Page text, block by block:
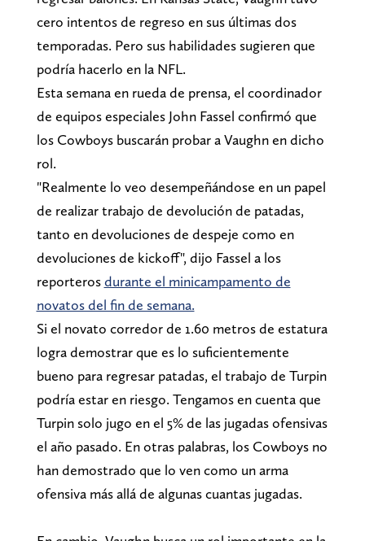
cero intentos de regreso en sus últimas dos
temporadas. Pero sus habilidades sugieren que
podría hacerlo en la NFL.
Esta semana en rueda de prensa, el coordinador
de equipos especiales John Fassel confirmó que
los Cowboys buscarán probar a Vaughn en dicho
rol.
"Realmente lo veo desempeñándose en un papel
de realizar trabajo de devolución de patadas,
tanto en devoluciones de despeje como en
devoluciones de kickoff", dijo Fassel a los
reporterosdurante el minicampamento de
novatos del fin de semana.
Si el novato corredor de 1.60 metros de estatura
logra demostrar que es lo suficientemente
bueno para regresar patadas, el trabajo de Turpin
podría estar en riesgo. Tengamos en cuenta que
Turpin solo jugo en el 5% de las jugadas ofensivas
el año pasado. En otras palabras, los Cowboys no
han demostrado que lo ven como un arma
ofensiva más allá de algunas cuantas jugadas.